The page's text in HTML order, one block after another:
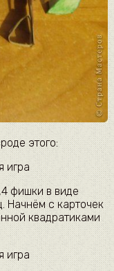
этого:
фишки в виде
Начнём с карточек
квадратиками